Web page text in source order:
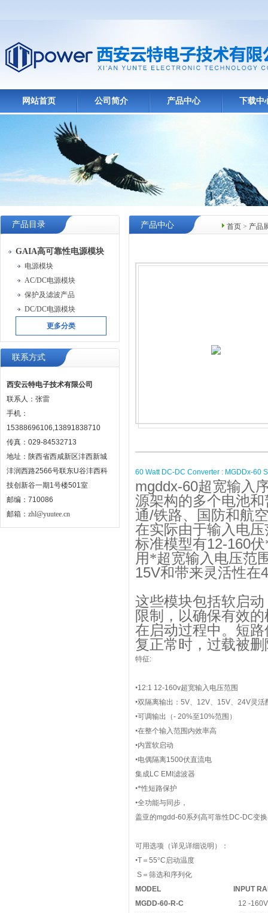
网站首页 公司简介 产品中心 下载中
产品目录
GAIA高可靠性电源模块
电源模块
AC/DC电源模块
保护及滤波产品
DC/DC电源模块
更多分类
联系方式
西安云特电子技术有限公司
联系人：张雷
手机：
15388696106,13891838710
传真：029-84532713
地址：陕西省西咸新区沣西新城
沣润西路2566号联东U谷沣西科
技创新谷一期1号楼501室
邮编：710086
邮箱： zhl@yuutee.cn
首页 > 产品
产品中心
60 Watt DC-DC Converter : MGDDx-60
mgddx-60超宽输入
源架构的多个电池
通/铁路、国防和航
在实际由于输入电压
标准模型有12-160
用*超宽输入电压范
15V和带来灵活性在
这些模块包括软启
限制，以确保有效
在启动过程中。短
复正常时，过载被删
特征:
•12:1 12-160v超宽输入电压范围
•双隔离输出： 5V、 12V、 15V、 24V灵活
•可调输出（- 20%至10%范围）
•在整个输入范围内效率高
•内置软启动
•电偶隔离1500伏直流电
集成LC EMI 滤波器
•*性短路保护
•全功能与同步，
盖亚的mgdd-60系列高可靠性 DC-DC变
可用选项（详见详细说明）：
•T ＝ 55°C 启动温度
S ＝筛选和序列化
MODEL
INPUT
MGDD-60-R-C
12 -